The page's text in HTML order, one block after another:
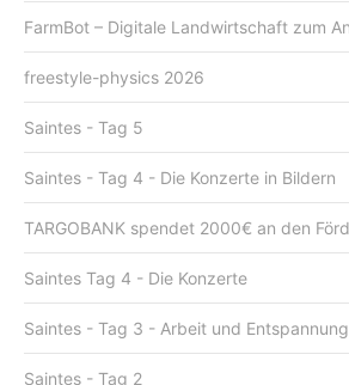
FarmBot – Digitale Landwirtschaft zum
freestyle-physics 2026
Saintes - Tag 5
Saintes - Tag 4 - Die Konzerte in Bildern
TARGOBANK spendet 2000€ an den
Saintes Tag 4 - Die Konzerte
Saintes - Tag 3 - Arbeit und Entspannung
Saintes - Tag 2